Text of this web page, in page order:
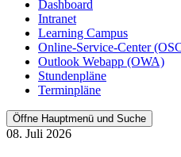
Dashboard
Intranet
Learning Campus
Online-Service-Center
Outlook Webapp (OWA)
Stundenpläne
Terminpläne
Öffne Hauptmenü und Suche
08. Juli 2026